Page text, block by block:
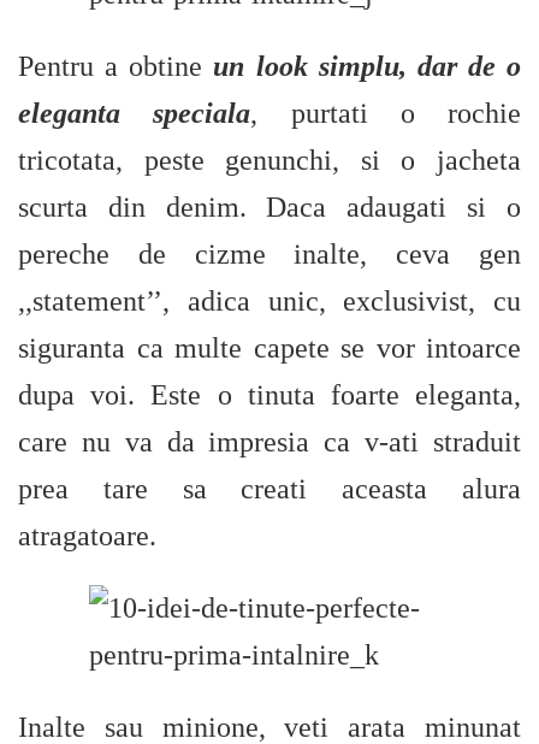
Pentru a obtine un look simplu, dar de o
eleganta speciala, purtati o rochie
tricotata, peste genunchi, si o jacheta
scurta din denim. Daca adaugati si o
pereche de cizme inalte, ceva gen
,,statement’’, adica unic, exclusivist, cu
siguranta ca multe capete se vor intoarce
dupa voi. Este o tinuta foarte eleganta,
care nu va da impresia ca v-ati straduit
prea tare sa creati aceasta alura
atragatoare.
Inalte sau minione, veti arata minunat